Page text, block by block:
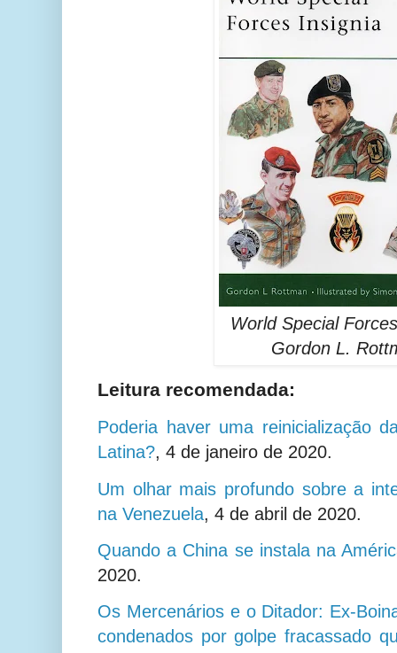
World Special
Gordon L.
Leitura recomendada:
Poderia haver uma reinicialização
Latina?, 4 de janeiro de 2020.
Um olhar mais profundo sobre a
na Venezuela, 4 de abril de 2020.
Quando a China se instala na
2020.
Os Mercenários e o Ditador: Ex-
condenados por golpe fracassado